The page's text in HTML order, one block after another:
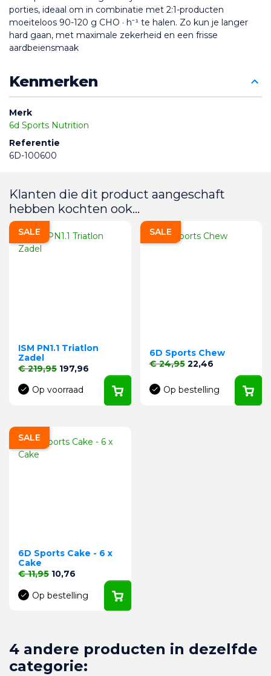
porties, ideaal om in combinatie met 2:1-producten
moeiteloos 90-120 g CHO · h⁻¹ te halen. Zo kun je langer
hard gaan, met maximale zekerheid en een frisse
aardbeiensmaak
Kenmerken
Merk
6d Sports Nutrition
Referentie
6D-100600
Klanten die dit product aangeschaft
hebben kochten ook...
ISM PN1.1 Triatlon
Zadel
Normale prijs
€ 219,95 Prijs
197,96
Op voorraad
SALE
6D Sports Chew
Normale prijs
€ 24,95 Prijs
22,46
Op bestelling
SALE
6D Sports Cake - 6 x
Cake
Normale prijs
€ 11,95 Prijs
10,76
Op bestelling
SALE
4 andere producten in dezelfde
categorie: